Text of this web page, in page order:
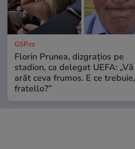
GSP.ro
Florin Prunea, dizgrațios pe
stadion, ca delegat UEFA: „Vă
arăt ceva frumos. E ce trebuie,
fratello?”